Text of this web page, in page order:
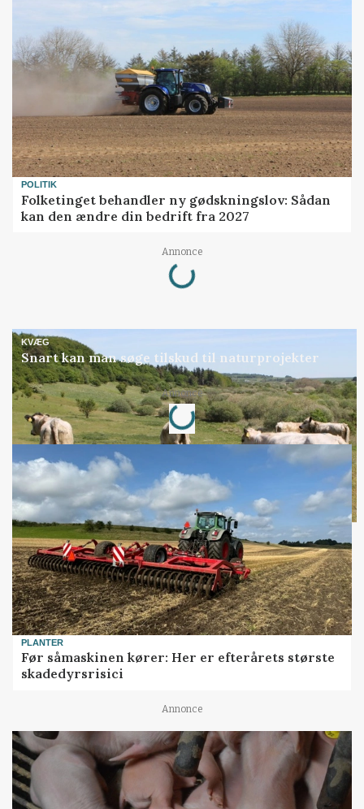
POLITIK
Folketinget behandler ny gødskningslov: Sådan
kan den ændre din bedrift fra 2027
Annonce
Loading...
KVÆG
Snart kan man søge tilskud til naturprojekter
Annonce
Loading...
PLANTER
Før såmaskinen kører: Her er efterårets største
skadedyrsrisici
Annonce